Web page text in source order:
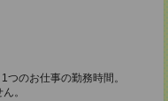
のお仕事の勤務時間。
。